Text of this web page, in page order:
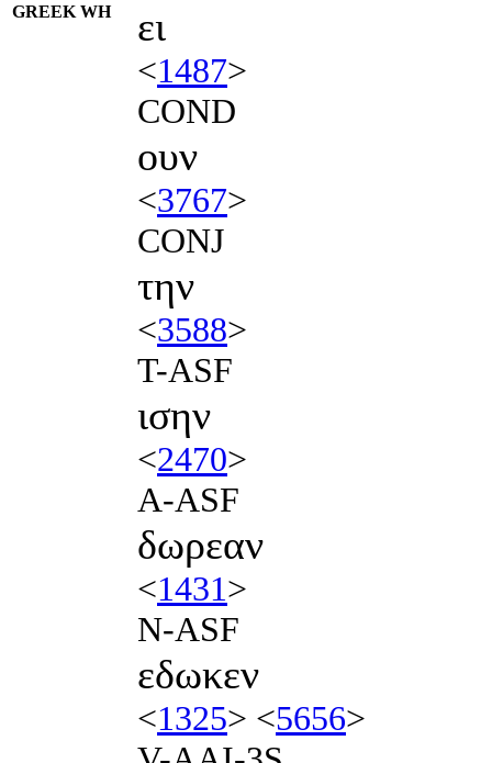
GREEK WH ει
<1487>
COND
ουν
<3767>
CONJ
την
<3588>
T-ASF
ισην
<2470>
A-ASF
δωρεαν
<1431>
N-ASF
εδωκεν
<1325> <5656>